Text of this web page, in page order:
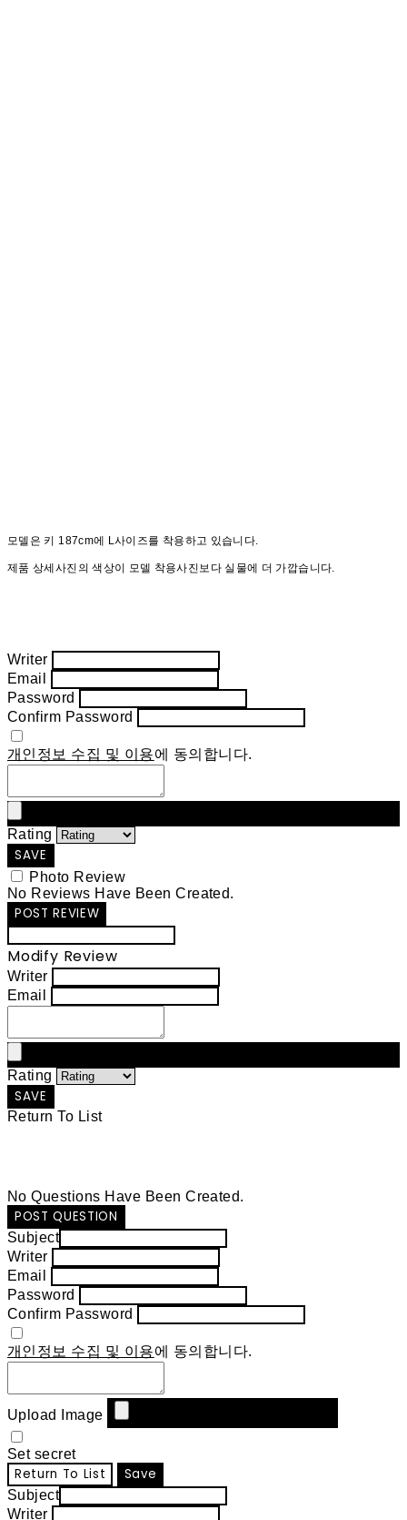
모델은 키 187cm에 L사이즈를 착용하고 있습니다.
제품 상세사진의 색상이 모델 착용사진보다 실물에 더 가깝습니다.
Writer
Email
Password
Confirm Password
개인정보 수집 및 이용에 동의합니다.
Rating
SAVE
Photo Review
No Reviews Have Been Created.
POST REVIEW
Modify Review
Writer
Email
Rating
SAVE
Return To List
No Questions Have Been Created.
POST QUESTION
Subject
Writer
Email
Password
Confirm Password
개인정보 수집 및 이용에 동의합니다.
Upload Image
Set secret
Return To List Save
Subject
Writer